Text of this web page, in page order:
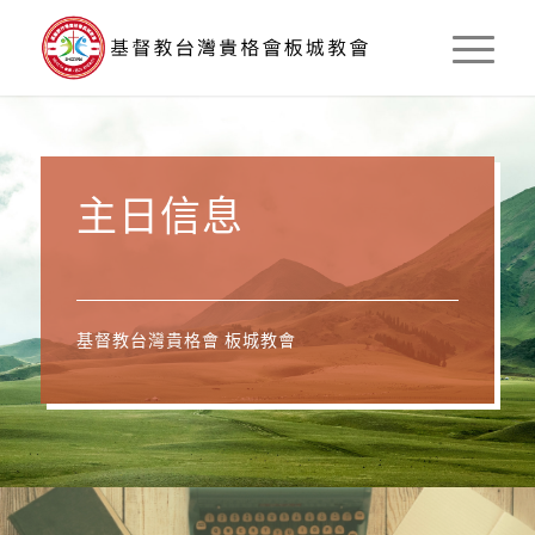
主日信息
基督教台灣貴格會 板城教會